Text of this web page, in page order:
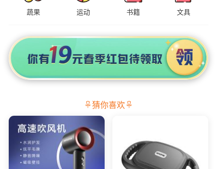
蔬果 运动 书籍 文具
猜你喜欢